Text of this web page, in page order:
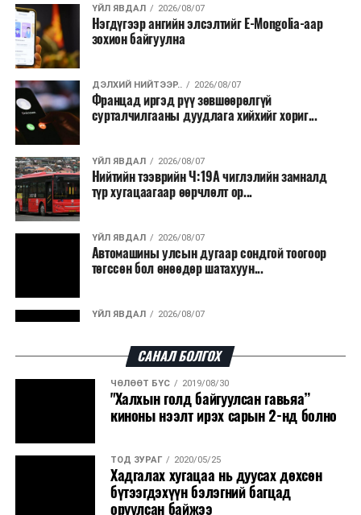
боломжтой.
Түүнчлэн шаталтын явцад үүсэх дулааныг цахилгаан
болон дулааны эрчим хүч үйлдвэрлэхэд ашиглаж
болдог. Зарим технологийн хувьд шаталтын дараа
үлдэх үнснээс фосфор зэрэг ашигт эрдсийг сэргээн
авах боломжтой аж.
Япон, Герман, Швейцар, Нидерланд, Өмнөд Солонгос
зэрэг улс лаг хатаах, шатаах технологийг ашиглаж
байна. Тухайлбал, Германд лаг шатаах үйлдвэрээс
гарсан үнснээс фосфор сэргээн авах технологи
ашигладаг бол Нидерландад төвлөрсөн лаг
боловсруулах үйлдвэрүүдээр дулаан, цахилгаан
эрчим хүч үйлдвэрлэдэг.
Ийнхүү лаг хатаах, шатаах технологийг лагийн
үйлдвэрлэх, нөөцийг дахин ашиглах чиглэлээр олон
улсад өргөн ашиглаж байна.
ҮЙЛ ЯВДАЛ 2026/08/07
Нэгдүгээр ангийн элсэлтийг E-Mongolia-аар
зохион байгуулна
ДЭЛХИЙ НИЙТЭЭР.. 2026/08/07
Францад иргэд рүү зөвшөөрөлгүй
сурталчилгааны дуудлага хийхийг хориг...
ҮЙЛ ЯВДАЛ 2026/08/07
Нийтийн тээврийн Ч:19А чиглэлийн замналд
түр хугацаагаар өөрчлөлт ор...
ҮЙЛ ЯВДАЛ 2026/08/07
Автомашины улсын дугаар сондгой тоогоор
төгссөн бол өнөөдөр шатахуун...
ҮЙЛ ЯВДАЛ 2026/08/07
ДЭЛХИЙ НИЙТЭЭР.. 2026/08/06
“Уралдронзавод” компанийн ерөнхий
захирлын автомашиныг дэлбэлжээ...
ҮЙЛ ЯВДАЛ
Сүхбаатар боомтоор тав хоногт 10 мянга гаруй
тонн АИ-92 автобензин и...
САНАЛ БОЛГОХ
ЧӨЛӨӨТ БҮС 2019/08/30
"Халхын голд байгуулсан гавьяа”
киноны нээлт ирэх сарын 2-нд болно
ТОД ЗУРАГ 2020/05/25
Хадгалах хугацаа нь дуусах дөхсөн
бүтээгдэхүүн бэлэгний багцад
оруулсан байжээ